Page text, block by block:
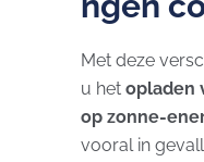
Met deze
u het opladen
op zonne-
vooral in